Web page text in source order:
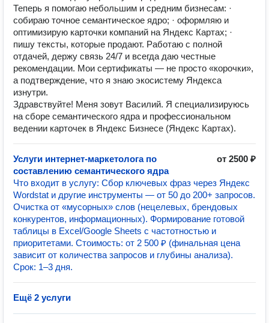
Теперь я помогаю небольшим и средним бизнесам: ·
собираю точное семантическое ядро; · оформляю и
оптимизирую карточки компаний на Яндекс Картах; ·
пишу тексты, которые продают. Работаю с полной
отдачей, держу связь 24/7 и всегда даю честные
рекомендации. Мои сертификаты — не просто «корочки»,
а подтверждение, что я знаю экосистему Яндекса
изнутри.
Здравствуйте! Меня зовут Василий. Я специализируюсь
на сборе семантического ядра и профессиональном
ведении карточек в Яндекс Бизнесе (Яндекс Картах).
Услуги интернет-маркетолога по
составлению семантического ядра
от 2500 ₽
Что входит в услугу: Сбор ключевых фраз через Яндекс
Wordstat и другие инструменты — от 50 до 200+ запросов.
Очистка от «мусорных» слов (нецелевых, брендовых
конкурентов, информационных). Формирование готовой
таблицы в Excel/Google Sheets с частотностью и
приоритетами. Стоимость: от 2 500 ₽ (финальная цена
зависит от количества запросов и глубины анализа).
Срок: 1–3 дня.
Ещё 2 услуги